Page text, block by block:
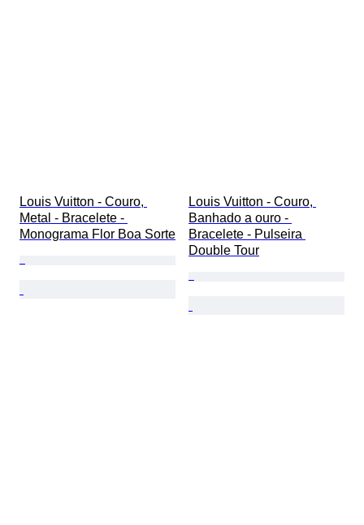
Louis Vuitton - Couro,
Metal - Bracelete -
Monograma Flor Boa Sorte
Louis Vuitton - Couro,
Banhado a ouro -
Bracelete - Pulseira
Double Tour